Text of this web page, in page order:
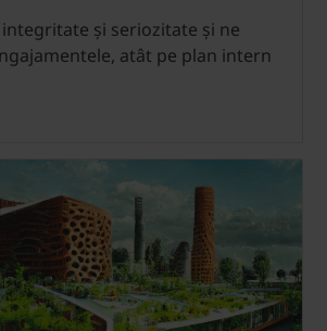
și seriozitate și ne
atât pe plan intern